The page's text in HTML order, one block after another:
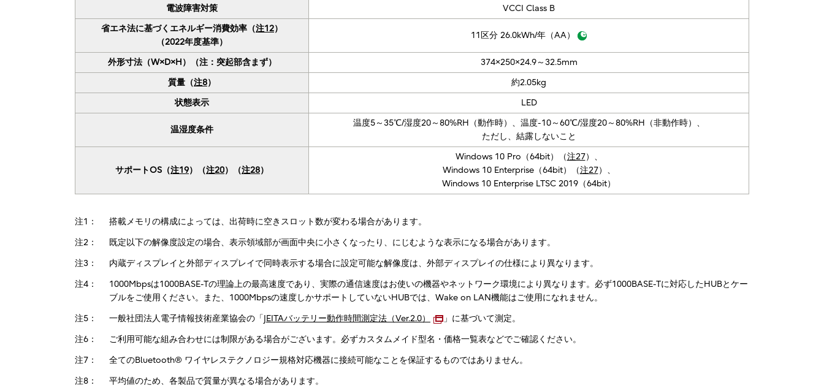
電波障害対策
VCCI Class B
省エネ法に基づくエネルギー消費効率（注12）
（2022年度基準）
11区分 26.0kWh/年（AA）
外形寸法（W×D×H）（注：突起部含まず）
374×250×24.9～32.5mm
質量（注8）
約2.05kg
状態表示
LED
温湿度条件
温度5～35℃/湿度20～80%RH（動作時）、温度-10～60℃/湿度20～80%RH（非動作時）、
ただし、結露しないこと
サポートOS（注19）（注20）（注28）
Windows 10 Pro（64bit）（注27）、
Windows 10 Enterprise（64bit）（注27）、
Windows 10 Enterprise LTSC 2019（64bit）
注1：
搭載メモリの構成によっては、出荷時に空きスロット数が変わる場合があります。
注2：
既定以下の解像度設定の場合、表示領域部が画面中央に小さくなったり、にじむような表示になる場合があります。
注3：
内蔵ディスプレイと外部ディスプレイで同時表示する場合に設定可能な解像度は、外部ディスプレイの仕様により異なります。
注4：
1000Mbpsは1000BASE-Tの理論上の最高速度であり、実際の通信速度はお使いの機器やネットワーク環境により異なります。必ず1000BASE-Tに対応したHUBとケー
ブルをご使用ください。また、1000Mbpsの速度しかサポートしていないHUBでは、Wake on LAN機能はご使用になれません。
注5：
一般社団法人電子情報技術産業協会の「JEITAバッテリー動作時間測定法（Ver.2.0）
」に基づいて測定。
注6：
ご利用可能な組み合わせには制限がある場合がございます。必ずカスタムメイド型名・価格一覧表などでご確認ください。
注7：
全てのBluetooth® ワイヤレステクノロジー規格対応機器に接続可能なことを保証するものではありません。
注8：
平均値のため、各製品で質量が異なる場合があります。